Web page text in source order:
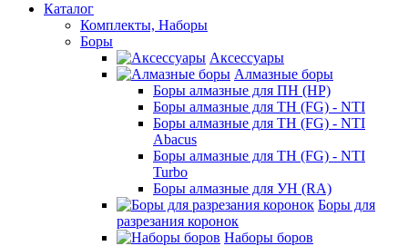
Каталог
Комплекты, Наборы
Боры
Аксессуары
Алмазные боры
Боры алмазные для ПН (HP)
Боры алмазные для ТН (FG) - NTI
Боры алмазные для ТН (FG) - NTI
Abacus
Боры алмазные для ТН (FG) - NTI
Turbo
Боры алмазные для УН (RA)
Боры для
разрезания коронок
Наборы боров